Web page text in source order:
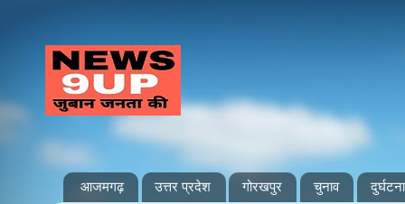
आजमगढ़ उत्तर प्रदेश गोरखपुर चुनाव दुर्घटना